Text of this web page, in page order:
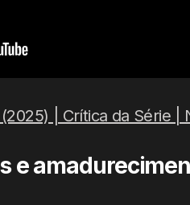
| Crítica da Série |
e